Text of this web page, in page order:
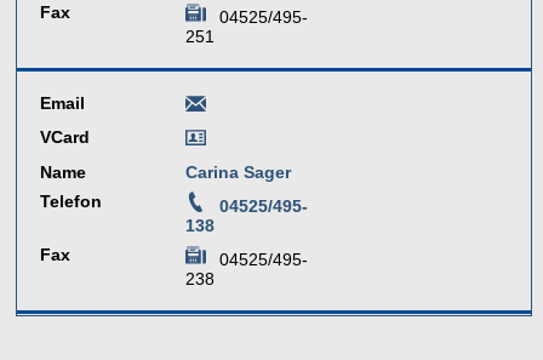
Fax
04525/495-
251
Email
VCard
Name
Carina Sager
Telefon
04525/495-
138
Fax
04525/495-
238